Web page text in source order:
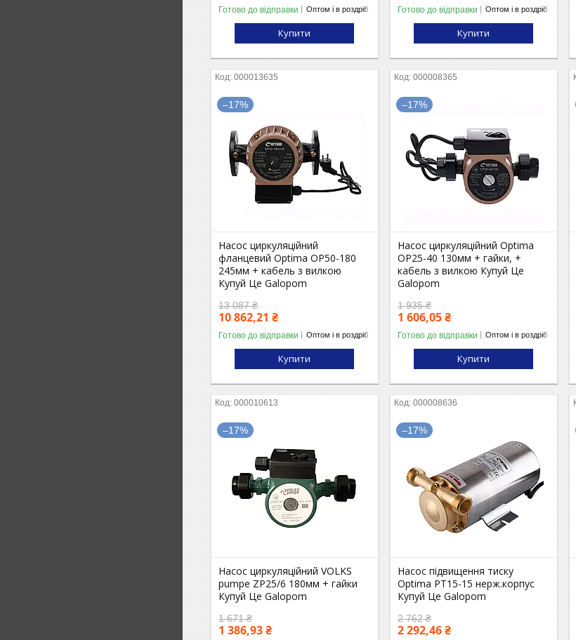
Готово до відправки Оптом і в роздріб
Купити
Готово до відправки Оптом і в роздріб
Купити
000013635
–17%
Насос циркуляційний
фланцевий Optima OP50-180
245мм + кабель з вилкою
Купуй Це Galopom
13 087 ₴
10 862,21 ₴
Готово до відправки Оптом і в роздріб
Купити
000008365
–17%
Насос циркуляційний Optima
OP25-40 130мм + гайки, +
кабель з вилкою Купуй Це
Galopom
1 935 ₴
1 606,05 ₴
Готово до відправки Оптом і в роздріб
Купити
000010613
–17%
Насос циркуляційний VOLKS
pumpe ZP25/6 180мм + гайки
Купуй Це Galopom
1 671 ₴
1 386,93 ₴
000008636
–17%
Насос підвищення тиску
Optima PT15-15 нерж.корпус
Купуй Це Galopom
2 762 ₴
2 292,46 ₴